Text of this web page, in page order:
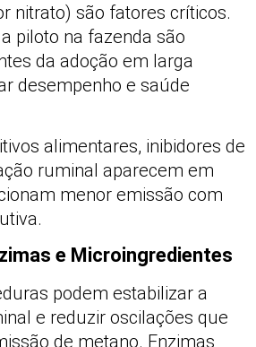
nitrato) são fatores críticos.
piloto na fazenda são
da adoção em larga
desempenho e saúde
alimentares, inibidores de
ruminal aparecem em
menor emissão com
e Microingredientes
podem estabilizar a
e reduzir oscilações que
de metano. Enzimas